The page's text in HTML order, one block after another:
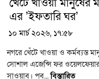
এর ’ইফতারি ঘর’
১০ মার্চ ২০২৬, ১৭:৫৮
নগরে খেঁটে খাওয়া ও কর্মব্যস্ত
সোশাল এজেন্সি ফর ওয়েলফেয়ার
সাওয়াব। পব...বিস্তারিত